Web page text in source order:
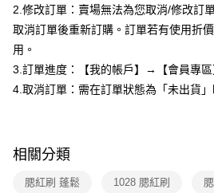
※ 交易是否成功請以「AFTEE先享後付 」之
是否繳費成功／繳費後需取消欲退款等相關疑
客戶支援中心」https://
【注意事項】
易，需依本服務之必要範圍內提供個人資料，
３．未成年的使用者請事先徵得法定代理人或
任。
付款後7-11取貨
每筆NT$80，滿NT$599(含以上)免運費
每筆NT$90，滿NT$599(含以上)免運費
2.修改訂單：賣場無法為您取消/修改訂
取消訂單後重新訂購。訂單若有使用折
用。
3.訂單進度：【我的帳戶】→【會員專區
4.取消訂單：需在訂單狀態為「未出貨」
相關分類
腮紅刷 蓬鬆 1028 腮紅刷